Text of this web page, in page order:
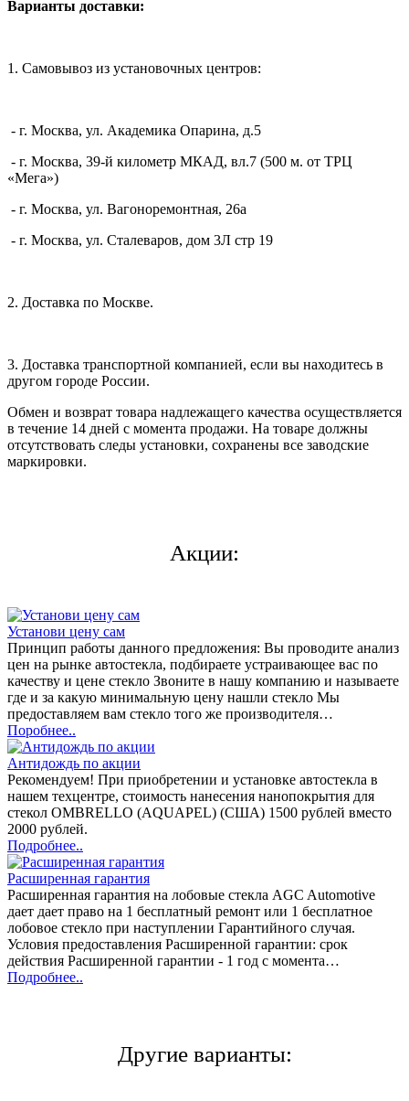
Варианты доставки:
1. Самовывоз из установочных центров:
- г. Москва, ул. Академика Опарина, д.5
- г. Москва, 39-й километр МКАД, вл.7 (500 м. от ТРЦ
«Мега»)
- г. Москва, ул. Вагоноремонтная, 26а
- г. Москва, ул. Сталеваров, дом 3Л стр 19
2. Доставка по Москве.
3. Доставка транспортной компанией, если вы находитесь в
другом городе России.
Обмен и возврат товара надлежащего качества осуществляется
в течение 14 дней с момента продажи. На товаре должны
отсутствовать следы установки, сохранены все заводские
маркировки.
Акции:
Установи цену сам
Принцип работы данного предложения: Вы проводите анализ
цен на рынке автостекла, подбираете устраивающее вас по
качеству и цене стекло Звоните в нашу компанию и называете
где и за какую минимальную цену нашли стекло Мы
предоставляем вам стекло того же производителя…
Поробнее..
Антидождь по акции
Рекомендуем! При приобретении и установке автостекла в
нашем техцентре, стоимость нанесения нанопокрытия для
стекол OMBRELLO (AQUAPEL) (США) 1500 рублей вместо
2000 рублей.
Подробнее..
Расширенная гарантия
Расширенная гарантия на лобовые стекла AGC Automotive
дает дает право на 1 бесплатный ремонт или 1 бесплатное
лобовое стекло при наступлении Гарантийного случая.
Условия предоставления Расширенной гарантии: срок
действия Расширенной гарантии - 1 год с момента…
Подробнее..
Другие варианты: